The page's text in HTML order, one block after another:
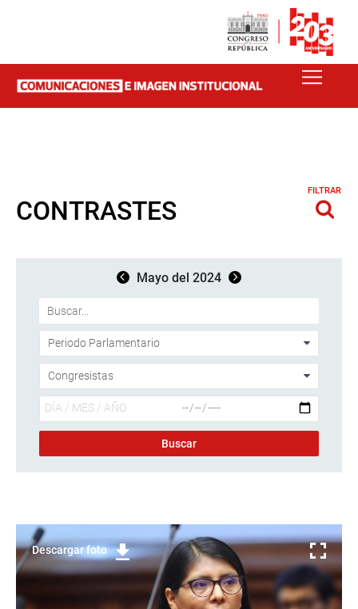
CONTRASTES
FILTRAR
Mayo del 2024
Descargar foto